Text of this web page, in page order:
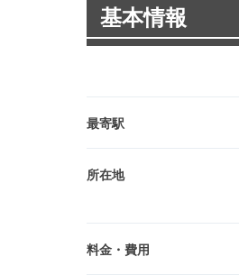
基本情報
最寄駅
所在地
料金・費用